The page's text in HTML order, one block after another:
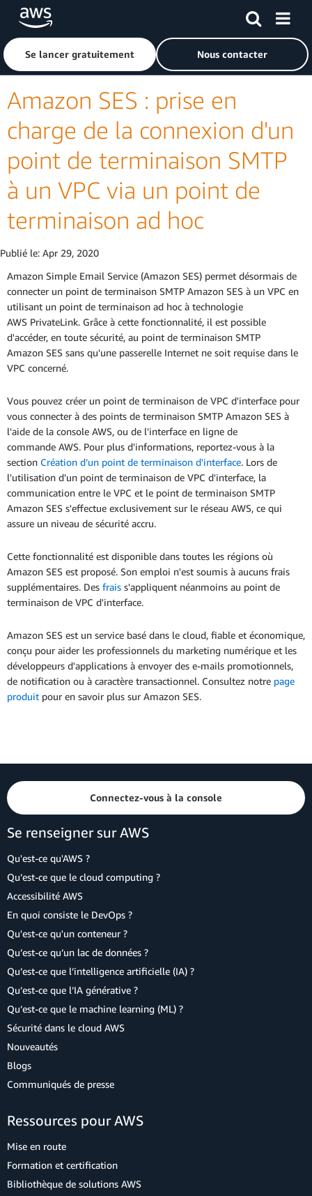
Passer au contenu principal
Cliquer ici pour revenir à la page d'accueil d'Amazon Web
Se lancer gratuitement Nous contacter
Amazon SES : prise en
charge de la connexion d'un
point de terminaison SMTP
à un VPC via un point de
terminaison ad hoc
Publié le: Apr 29, 2020
Amazon Simple Email Service (Amazon SES) permet désormais de
connecter un point de terminaison SMTP Amazon SES à un VPC en
utilisant un point de terminaison ad hoc à technologie
AWS PrivateLink. Grâce à cette fonctionnalité, il est possible
d'accéder, en toute sécurité, au point de terminaison SMTP
Amazon SES sans qu'une passerelle Internet ne soit requise dans le
VPC concerné.
Vous pouvez créer un point de terminaison de VPC d'interface pour
vous connecter à des points de terminaison SMTP Amazon SES à
l'aide de la console AWS, ou de l'interface en ligne de
commande AWS. Pour plus d'informations, reportez-vous à la
section Création d’un point de terminaison d'interface. Lors de
l'utilisation d'un point de terminaison de VPC d'interface, la
communication entre le VPC et le point de terminaison SMTP
Amazon SES s'effectue exclusivement sur le réseau AWS, ce qui
assure un niveau de sécurité accru.
Cette fonctionnalité est disponible dans toutes les régions où
Amazon SES est proposé. Son emploi n'est soumis à aucuns frais
supplémentaires. Des frais s'appliquent néanmoins au point de
terminaison de VPC d'interface.
Amazon SES est un service basé dans le cloud, fiable et économique,
conçu pour aider les professionnels du marketing numérique et les
développeurs d'applications à envoyer des e-mails promotionnels,
de notification ou à caractère transactionnel. Consultez notre page
produit pour en savoir plus sur Amazon SES.
Connectez-vous à la console
Se renseigner sur AWS
Qu'est-ce qu'AWS ?
Qu’est-ce que le cloud computing ?
Accessibilité AWS
En quoi consiste le DevOps ?
Qu'est-ce qu'un conteneur ?
Qu’est-ce qu’un lac de données ?
Qu’est-ce que l’intelligence artificielle (IA) ?
Qu’est-ce que l’IA générative ?
Qu’est-ce que le machine learning (ML) ?
Sécurité dans le cloud AWS
Nouveautés
Blogs
Communiqués de presse
Ressources pour AWS
Mise en route
Formation et certification
Bibliothèque de solutions AWS